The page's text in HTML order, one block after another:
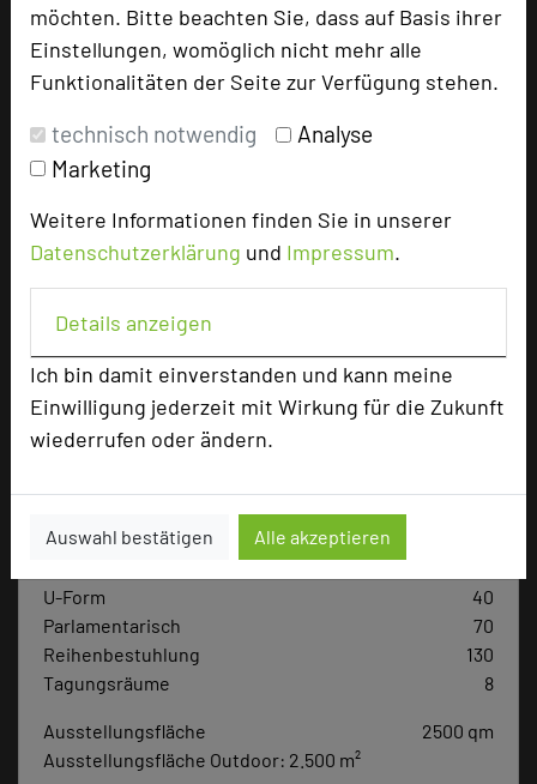
möchten. Bitte beachten Sie, dass auf Basis ihrer
Einstellungen, womöglich nicht mehr alle
Funktionalitäten der Seite zur Verfügung stehen.
technisch notwendig
Analyse
Marketing
Weitere Informationen finden Sie in unserer
Datenschutzerklärung und Impressum.
Details anzeigen
Ich bin damit einverstanden und kann meine
Einwilligung jederzeit mit Wirkung für die Zukunft
wiederrufen oder ändern.
Auswahl bestätigen Alle akzeptieren
Hotel am Vitalpark
In der Leineaue 2
phone +49 3606 6637-820
Email
Homepage
zur Tagungsanfrage hinzufügen
Hotel bewerten
Hoteldaten
Max. Tagungskapazität (Personen)
U-Form
40
Parlamentarisch
70
Reihenbestuhlung
130
Tagungsräume
8
Ausstellungsfläche
2500 qm
Ausstellungsfläche Outdoor: 2.500 m²